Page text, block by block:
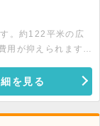
。約122平米の広
用が抑えられます。
を見る